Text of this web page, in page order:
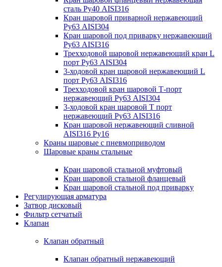
сталь Ру40 AISI316
Кран шаровой приварной нержавеющий
Ру63 AISI304
Кран шаровой под приварку нержавеющий
Ру63 AISI316
Трехходовой шаровой нержавеющий кран L
порт Ру63 AISI304
3-ходовой кран шаровой нержавеющий L
порт Ру63 AISI316
Трехходовой кран шаровой Т-порт
нержавеющий Ру63 AISI304
3-ходовой кран шаровой Т порт
нержавеющий Ру63 AISI316
Кран шаровой нержавеющий сливной
AISI316 Ру16
Краны шаровые с пневмоприводом
Шаровые краны стальные
Кран шаровой стальной муфтовый
Кран шаровой стальной фланцевый
Кран шаровой стальной под приварку
Регулирующая арматура
Затвор дисковый
Фильтр сетчатый
Клапан
Клапан обратный
Клапан обратный нержавеющий